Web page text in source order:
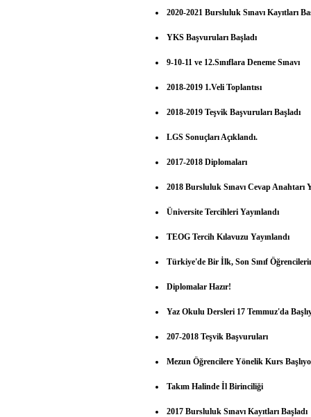
2020-2021 Bursluluk Sınavı Kayıtları
YKS Başvuruları Başladı
9-10-11 ve 12.Sınıflara Deneme Sınavı
2018-2019 1.Veli Toplantısı
2018-2019 Teşvik Başvuruları Başladı
LGS Sonuçları Açıklandı.
2017-2018 Diplomaları
2018 Bursluluk Sınavı Cevap Anahtarı
Üniversite Tercihleri Yayınlandı
TEOG Tercih Kılavuzu Yayınlandı
Türkiye'de Bir İlk, Son Sınıf
Diplomalar Hazır!
Yaz Okulu Dersleri 17 Temmuz'da
207-2018 Teşvik Başvuruları
Mezun Öğrencilere Yönelik Kurs
Takım Halinde İl Birinciliği
2017 Bursluluk Sınavı Kayıtları Başladı